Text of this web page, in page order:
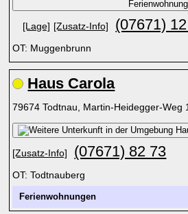
[Lage] [Zusatz-Info] (07671)
OT: Muggenbrunn
Haus Carola
79674 Todtnau, Martin-Heidegger-Weg
[Zusatz-Info] (07671) 82 73
OT: Todtnauberg
Ferienwohnungen